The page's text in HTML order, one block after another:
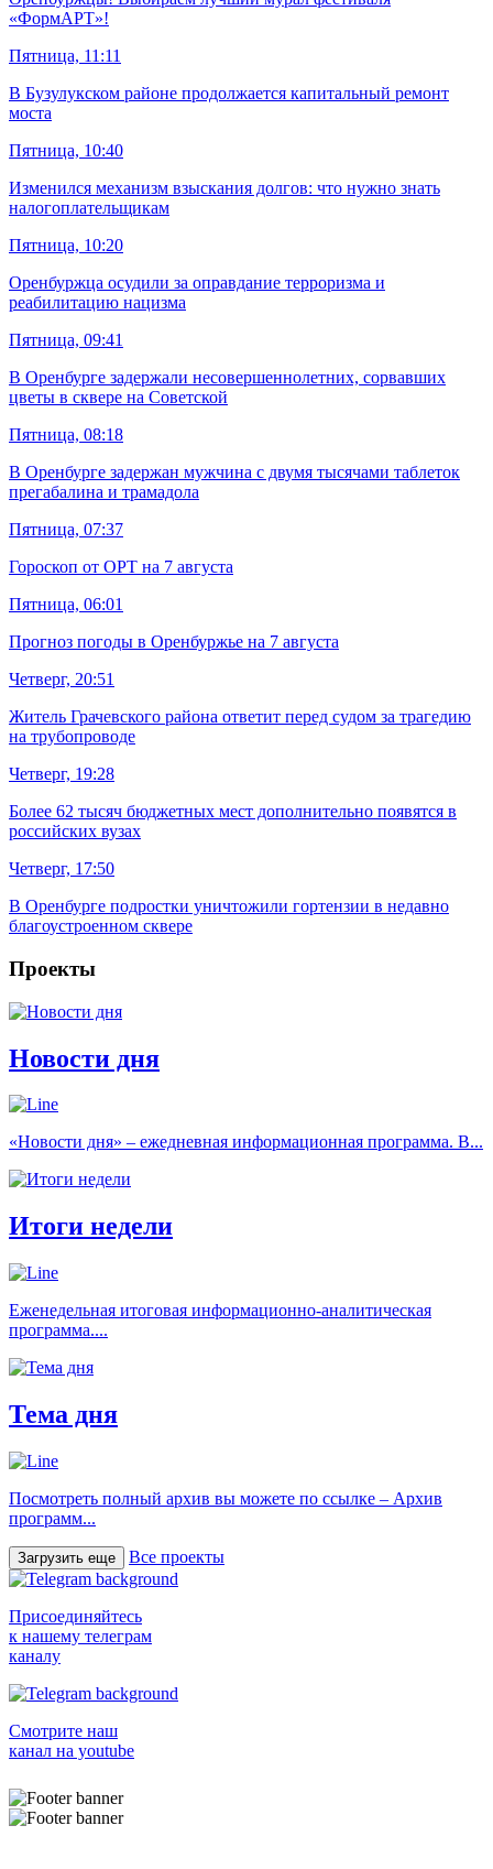
«ФормАРТ»!
Пятница, 11:11
В Бузулукском районе продолжается капитальный ремонт
моста
Пятница, 10:40
Изменился механизм взыскания долгов: что нужно знать
налогоплательщикам
Пятница, 10:20
Оренбуржца осудили за оправдание терроризма и
реабилитацию нацизма
Пятница, 09:41
В Оренбурге задержали несовершеннолетних, сорвавших
цветы в сквере на Советской
Пятница, 08:18
В Оренбурге задержан мужчина с двумя тысячами таблеток
прегабалина и трамадола
Пятница, 07:37
Гороскоп от ОРТ на 7 августа
Пятница, 06:01
Прогноз погоды в Оренбуржье на 7 августа
Четверг, 20:51
Житель Грачевского района ответит перед судом за трагедию
на трубопроводе
Четверг, 19:28
Более 62 тысяч бюджетных мест дополнительно появятся в
российских вузах
Четверг, 17:50
В Оренбурге подростки уничтожили гортензии в недавно
благоустроенном сквере
Проекты
Новости дня
«Новости дня» – ежедневная информационная программа. В...
Итоги недели
Еженедельная итоговая информационно-аналитическая
программа....
Тема дня
Посмотреть полный архив вы можете по ссылке – Архив
программ...
Загрузить еще Все проекты
Присоединяйтесь
к нашему телеграм
каналу
Смотрите наш
канал на youtube